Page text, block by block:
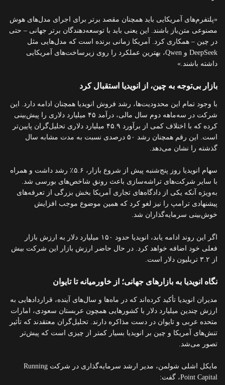
«پلتفرم‌های آمریکایی باید همچنان مقصد برتر برای اجرای مدل‌های هوش
مصنوعی متن‌باز باشند. این یعنی باید با توسعه‌دهندگان برتر جهانی – حتی
در چین – همکاری کرد. آمریکا زمانی برنده است که مدل‌هایی مثل
DeepSeek و Qwen، بهترین عملکرد را روی زیرساخت‌های آمریکایی
داشته باشند.»
بازار بی‌توجه به چین، از انویدیا استقبال کرد
با وجود تمام این محدودیت‌ها، رشد فروش انویدیا همچنان ادامه دارد. این
شرکت در سه‌ماهه دوم سال مالی، درآمد ۴۵ میلیارد دلاری را پیش‌بینی
کرده که با اختلاف کمی از برآورد ۴۵.۹ میلیارد دلاری تحلیل‌گران پایین‌تر
است. این رقم همچنان رشد ۵۰ درصدی نسبت به مدت مشابه سال
گذشته را نشان می‌دهد.
سهام انویدیا روز پنج‌شنبه پیش از شروع بازار، ۵.۶٪ رشد داشت و همراه
با سایر شرکت‌های تراشه‌سازی باعث رونق شاخص‌های بورسی شد.
به‌ویژه آنکه یکی از دادگاه‌های تجاری آمریکا بخش بزرگی از تعرفه‌های
پیشنهادی ترامپ را نیز لغو کرد که همین موضوع موجب افزایش
خوش‌بینی سرمایه‌گذاران شد.
اگر این روند ادامه یابد، انویدیا حدود ۱۵۰ میلیارد دلار به ارزش بازار
فعلی خود اضافه خواهد کرد. در حال حاضر ارزش بازار این شرکت بیش
از ۳.۲ تریلیون دلار است.
نگاه انویدیا به بازارهای جهانی؛ از خاورمیانه تا تایوان
مدیران انویدیا تأکید کرده‌اند که در ماه‌ها و سال‌های آینده، قراردادهایی به
ارزش چندین میلیارد دلار با کشورهایی همچون عربستان سعودی، امارات
متحده عربی و تایوان در دست مذاکره دارند. تحلیل‌گران معتقدند که تأثیر
تنش‌های آمریکا و چین بر انویدیا بسیار کمتر از چیزی است که پیش‌تر
تصور می‌شد.
مایکل اشلی شولمن، مدیر ارشد سرمایه‌گذاری در شرکت Running
Point Capital، گفت: